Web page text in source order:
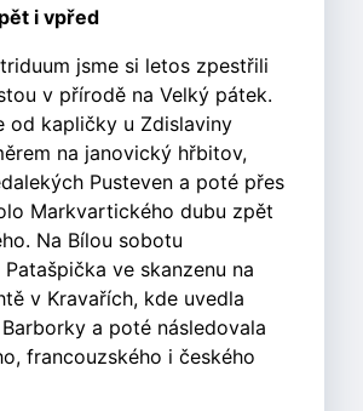
i vpřed
jsme si letos zpestřili
v přírodě na Velký pátek.
od kapličky u Zdislaviny
na janovický hřbitov,
Pusteven a poté přes
Markvartického dubu zpět
Na Bílou sobotu
ve skanzenu na
v Kravařích, kde uvedla
a poté následovala
francouzského i českého